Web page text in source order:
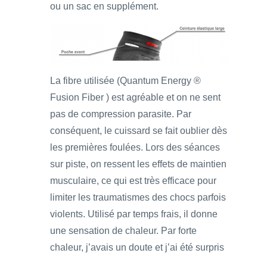
ou un sac en supplément.
La fibre utilisée (Quantum Energy ®
Fusion Fiber ) est agréable et on ne sent
pas de compression parasite. Par
conséquent, le cuissard se fait oublier dès
les premières foulées. Lors des séances
sur piste, on ressent les effets de maintien
musculaire, ce qui est très efficace pour
limiter les traumatismes des chocs parfois
violents. Utilisé par temps frais, il donne
une sensation de chaleur. Par forte
chaleur, j’avais un doute et j’ai été surpris